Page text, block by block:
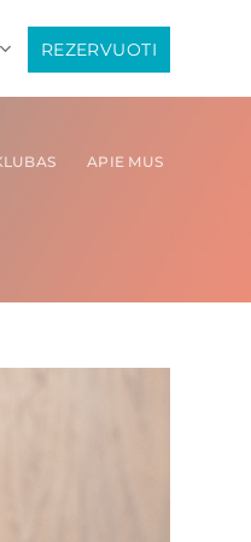
REZERVUOTI
APIE MUS